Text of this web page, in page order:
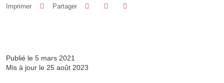
Imprimer Partager Partager sur Facebook
Partager sur LinkedIn
Publié le 5 mars 2021
Mis à jour le 25 août 2023